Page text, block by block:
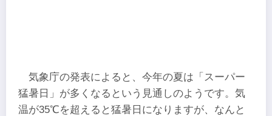
気象庁の発表によると、今年の夏は「スーパー
猛暑日」が多くなるという見通しのようです。気
温が35℃を超えると猛暑日になりますが、なんと